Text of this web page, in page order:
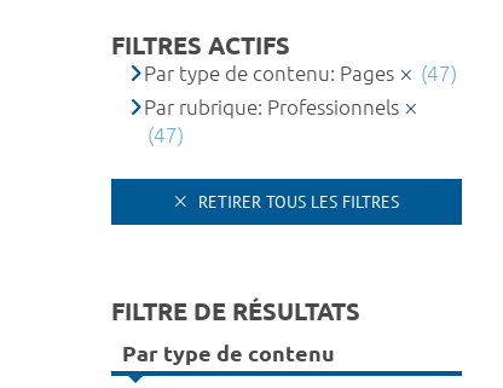
FILTRES ACTIFS
Par type de contenu: Pages
(47)
Par rubrique: Professionnels
(47)
RETIRER TOUS LES FILTRES
FILTRE DE RÉSULTATS
Par type de contenu